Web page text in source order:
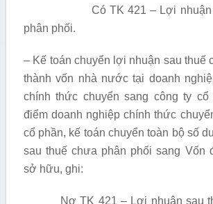
Có TK 421 – Lợi nhuận
phân phối.
– Kế toán chuyển lợi nhuận sau thuế
thành vốn nhà nước tại doanh
chính thức chuyển sang công ty
điểm doanh nghiệp chính thức
cổ phần, kế toán chuyển toàn bộ số
sau thuế chưa phân phối sang Vốn
sở hữu, ghi:
Nợ TK 421 – Lợi nhuận sau